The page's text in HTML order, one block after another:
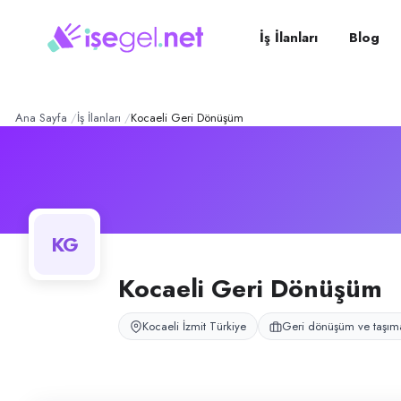
Geri Dönüşüm –
Kocaeli Geri Dönüşüm, İzmit, Kocaeli bölgesinde geri dönüşüm ve
pozisyonlar
Panelvan Sürücüsü
İş İlanları Blog
Ana Sayfa İş İlanları Kocaeli Geri Dönüşüm
KG
Kocaeli Geri Dönüşüm
Kocaeli İzmit Türkiye Geri dönüşüm ve